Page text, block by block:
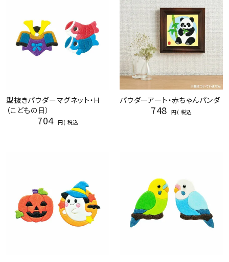
型抜きパウダーマグネット・Ｈ
（こどもの日）
704 税込
パウダーアート・赤ちゃんパンダ
748 税込